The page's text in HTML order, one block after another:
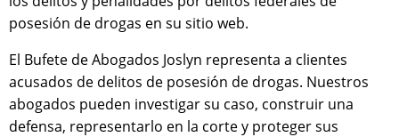
posesión de drogas en su sitio web.
El Bufete de Abogados Joslyn representa a clientes
acusados de delitos de posesión de drogas. Nuestros
abogados pueden investigar su caso, construir una
defensa, representarlo en la corte y proteger sus